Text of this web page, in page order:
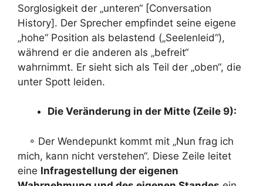
Sorglosigkeit der „unteren“ [Conversation
History]. Der Sprecher empfindet seine eigene
„hohe“ Position als belastend („Seelenleid“),
während er die anderen als „befreit“
wahrnimmt. Er sieht sich als Teil der „oben“, die
unter Spott leiden.
Die Veränderung in der Mitte (Zeile 9):
◦ Der Wendepunkt kommt mit „Nun frag ich
mich, kann nicht verstehen“. Diese Zeile leitet
eine Infragestellung der eigenen